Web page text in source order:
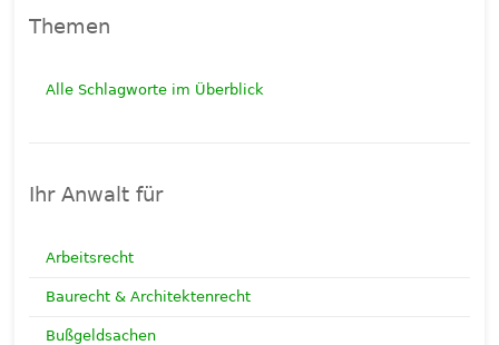
Themen
Alle Schlagworte im Überblick
Ihr Anwalt für
Arbeitsrecht
Baurecht & Architektenrecht
Bußgeldsachen